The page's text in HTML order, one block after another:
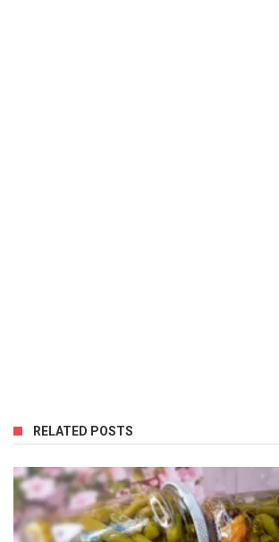
RELATED POSTS